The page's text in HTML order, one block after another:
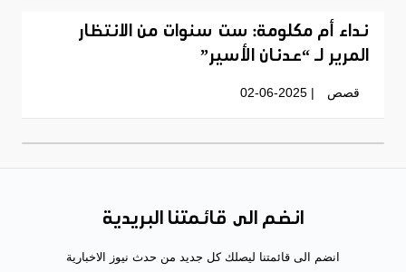
نداء أم مكلومة: ست سنوات من الانتظار
المرير لـ “عدنان الأسير”
قصص | 02-06-2025
انضم الى قائمتنا البريدية
انضم الى قائمتنا ليصلك كل جديد من حدث نيوز الاخبارية